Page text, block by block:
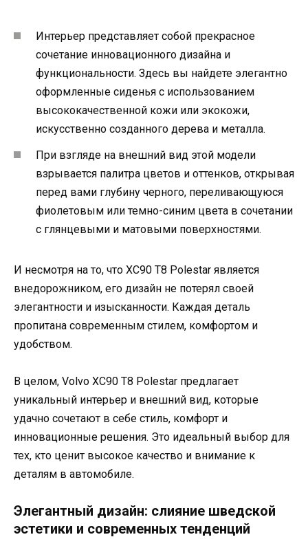
Интерьер представляет собой прекрасное
сочетание инновационного дизайна и
функциональности. Здесь вы найдете элегантно
оформленные сиденья с использованием
высококачественной кожи или экокожи,
искусственно созданного дерева и металла.
При взгляде на внешний вид этой модели
взрывается палитра цветов и оттенков, открывая
перед вами глубину черного, переливающуюся
фиолетовым или темно-синим цвета в сочетании
с глянцевыми и матовыми поверхностями.
И несмотря на то, что XC90 T8 Polestar является
внедорожником, его дизайн не потерял своей
элегантности и изысканности. Каждая деталь
пропитана современным стилем, комфортом и
удобством.
В целом, Volvo XC90 T8 Polestar предлагает
уникальный интерьер и внешний вид, которые
удачно сочетают в себе стиль, комфорт и
инновационные решения. Это идеальный выбор для
тех, кто ценит высокое качество и внимание к
деталям в автомобиле.
Элегантный дизайн: слияние шведской
эстетики и современных тенденций